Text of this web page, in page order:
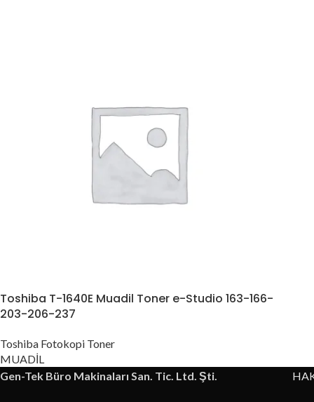
Toshiba T-1640E Muadil Toner e-Studio 163-166-
203-206-237
Toshiba Fotokopi Toner
MUADİL
Gen-Tek Büro Makinaları San. Tic. Ltd. Şti.